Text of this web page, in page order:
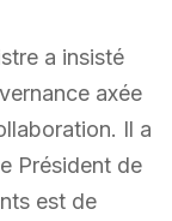
a insisté
axée
Il a
Président de
est de